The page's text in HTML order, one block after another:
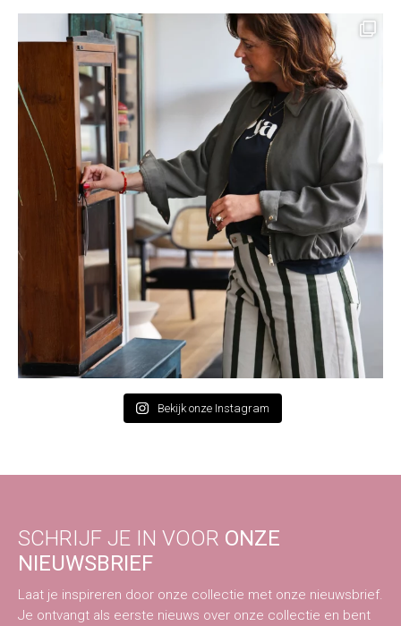
Bekijk onze Instagram
SCHRIJF JE IN VOOR ONZE
NIEUWSBRIEF
Laat je inspireren door onze collectie met onze nieuwsbrief.
Je ontvangt als eerste nieuws over onze collectie en bent